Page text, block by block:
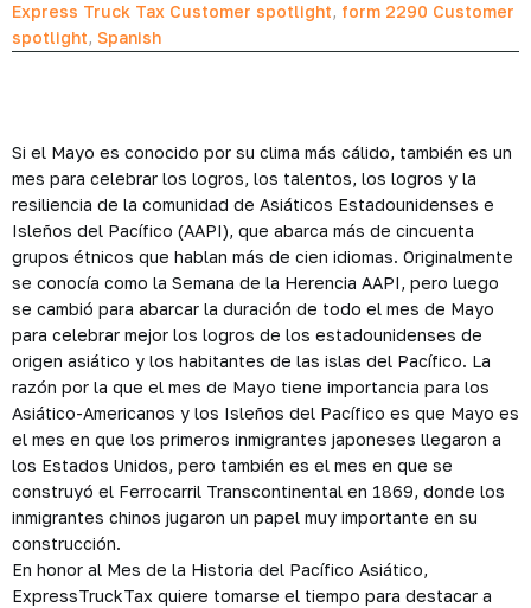
Express Truck Tax Customer spotlight, form 2290 Customer
spotlight, Spanish
Si el Mayo es conocido por su clima más cálido, también es un
mes para celebrar los logros, los talentos, los logros y la
resiliencia de la comunidad de Asiáticos Estadounidenses e
Isleños del Pacífico (AAPI), que abarca más de cincuenta
grupos étnicos que hablan más de cien idiomas. Originalmente
se conocía como la Semana de la Herencia AAPI, pero luego
se cambió para abarcar la duración de todo el mes de Mayo
para celebrar mejor los logros de los estadounidenses de
origen asiático y los habitantes de las islas del Pacífico. La
razón por la que el mes de Mayo tiene importancia para los
Asiático-Americanos y los Isleños del Pacífico es que Mayo es
el mes en que los primeros inmigrantes japoneses llegaron a
los Estados Unidos, pero también es el mes en que se
construyó el Ferrocarril Transcontinental en 1869, donde los
inmigrantes chinos jugaron un papel muy importante en su
construcción.
En honor al Mes de la Historia del Pacífico Asiático,
ExpressTruckTax quiere tomarse el tiempo para destacar a